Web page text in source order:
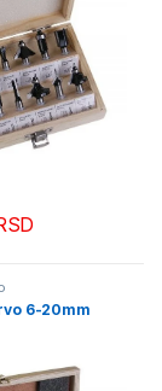
6-20mm